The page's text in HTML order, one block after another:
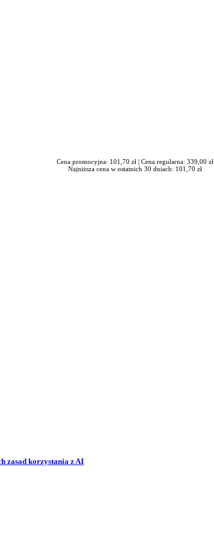
Cena promocyjna: 101,70 zł | Cena regularna: 339,00 zł
Najniższa cena w ostatnich 30 dniach: 101,70 zł
zasad korzystania z AI